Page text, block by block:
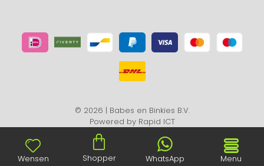
© 2026 | Babes en Binkies B.V.
Powered by Rapid ICT
Wensen Shopper WhatsApp Menu